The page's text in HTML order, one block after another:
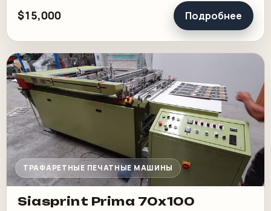
$15,000 Подробнее
ТРАФАРЕТНЫЕ ПЕЧАТНЫЕ МАШИНЫ
Siasprint Prima 70x100